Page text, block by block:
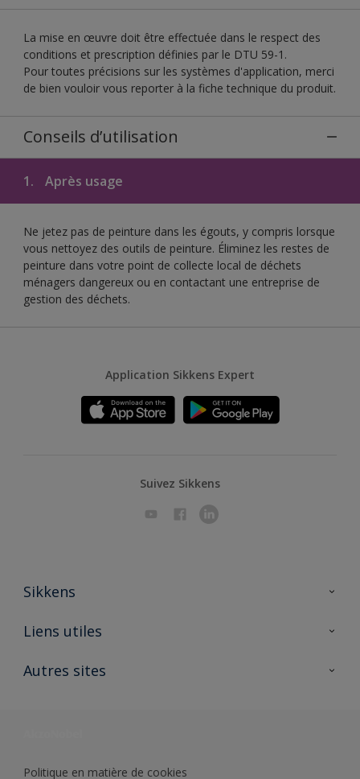
La mise en œuvre doit être effectuée dans le respect des
conditions et prescription définies par le DTU 59-1.
Pour toutes précisions sur les systèmes d'application, merci
de bien vouloir vous reporter à la fiche technique du produit.
Conseils d’utilisation
1. Après usage
Ne jetez pas de peinture dans les égouts, y compris lorsque
vous nettoyez des outils de peinture. Éliminez les restes de
peinture dans votre point de collecte local de déchets
ménagers dangereux ou en contactant une entreprise de
gestion des déchets.
Application Sikkens Expert
Suivez Sikkens
Sikkens
A propos de Sikkens
Liens utiles
Ouvrir un magasin PASS
Autres sites
Politique en matière de cookies